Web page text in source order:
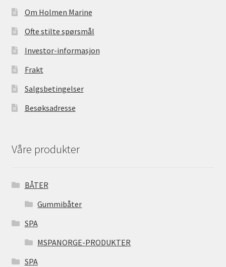
k
Om Holmen Marine
Ofte stilte spørsmål
Investor-informasjon
Frakt
Salgsbetingelser
Besøksadresse
Våre produkter
BÅTER
Gummibåter
SPA
MSPANORGE-PRODUKTER
SPA